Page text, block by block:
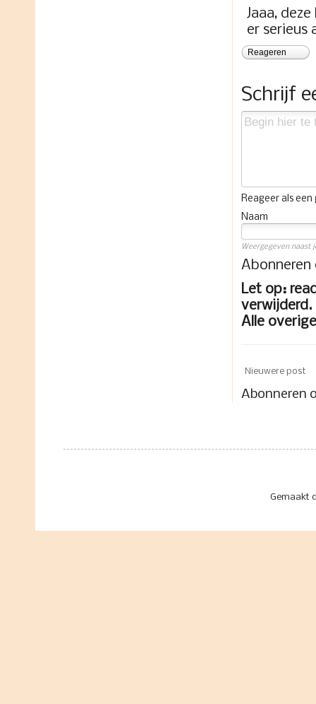
Jaaa,
er serieus
Reageren
Schrijf
Reageer als
Naam
Weergegeven naast
Let op:
Alle
Nieuwere post
Abonneren
Gemaakt